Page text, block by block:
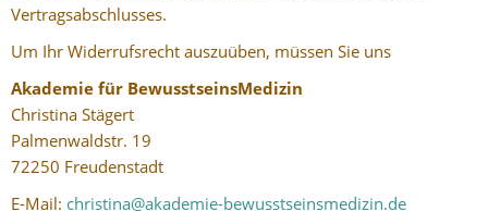
Vertragsabschlusses.
Um Ihr Widerrufsrecht auszuüben, müssen Sie uns
Akademie für BewusstseinsMedizin
Christina Stägert
Palmenwaldstr. 19
72250 Freudenstadt
E-Mail: christina@akademie-bewusstseinsmedizin.de